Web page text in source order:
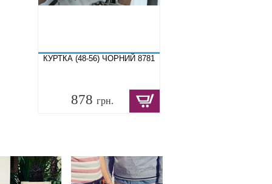
КУРТКА (48-56) ЧОРНИЙ 8781
878 грн.